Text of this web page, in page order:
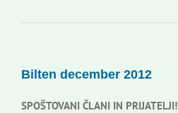
Kontakti
Bilten december 2012
SPOŠTOVANI ČLANI IN PRIJATELJI!